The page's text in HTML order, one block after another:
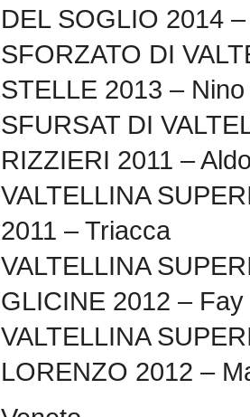
DEL SOGLIO 2014
SFORZATO DI
STELLE 2013 –
SFURSAT DI
RIZZIERI 2011 –
VALTELLINA
2011 – Triacca
VALTELLINA
GLICINE 2012 – Fay
VALTELLINA
LORENZO 2012 –